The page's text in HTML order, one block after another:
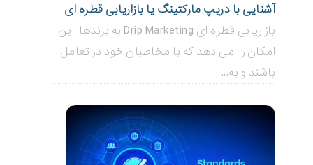
آشنایی با دریپ مارکتینگ یا بازاریابی قطره ای
بازاریابی قطره ای Drip Marketing به برندها این
امکان را می دهد که با مخاطبان خود در تعامل
باشند و به...